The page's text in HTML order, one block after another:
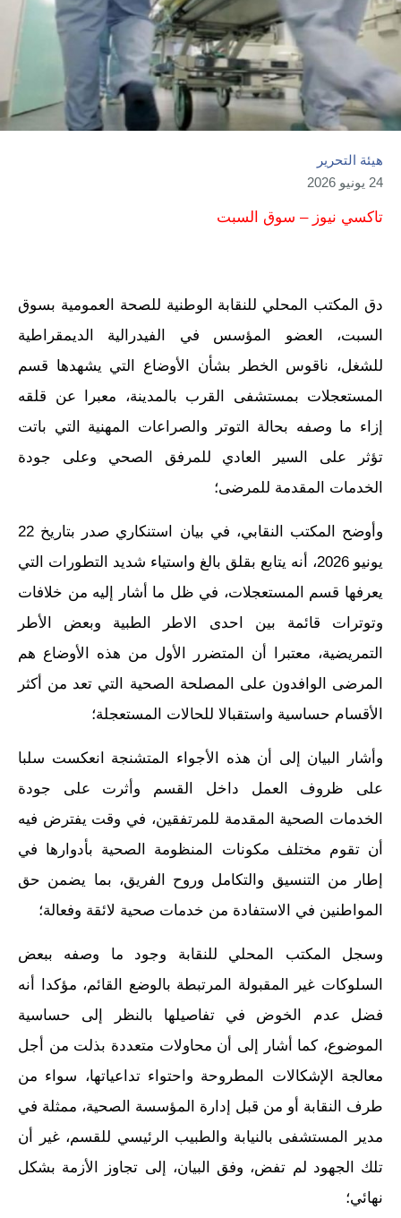
هيئة التحرير
24 يونيو 2026
تاكسي نيوز – سوق السبت
دق المكتب المحلي للنقابة الوطنية للصحة العمومية بسوق
السبت، العضو المؤسس في الفيدرالية الديمقراطية
للشغل، ناقوس الخطر بشأن الأوضاع التي يشهدها قسم
المستعجلات بمستشفى القرب بالمدينة، معبرا عن قلقه
إزاء ما وصفه بحالة التوتر والصراعات المهنية التي باتت
تؤثر على السير العادي للمرفق الصحي وعلى جودة
الخدمات المقدمة للمرضى؛
وأوضح المكتب النقابي، في بيان استنكاري صدر بتاريخ 22
يونيو 2026، أنه يتابع بقلق بالغ واستياء شديد التطورات التي
يعرفها قسم المستعجلات، في ظل ما أشار إليه من خلافات
وتوترات قائمة بين احدى الاطر الطبية وبعض الأطر
التمريضية، معتبرا أن المتضرر الأول من هذه الأوضاع هم
المرضى الوافدون على المصلحة الصحية التي تعد من أكثر
الأقسام حساسية واستقبالا للحالات المستعجلة؛
وأشار البيان إلى أن هذه الأجواء المتشنجة انعكست سلبا
على ظروف العمل داخل القسم وأثرت على جودة
الخدمات الصحية المقدمة للمرتفقين، في وقت يفترض فيه
أن تقوم مختلف مكونات المنظومة الصحية بأدوارها في
إطار من التنسيق والتكامل وروح الفريق، بما يضمن حق
المواطنين في الاستفادة من خدمات صحية لائقة وفعالة؛
وسجل المكتب المحلي للنقابة وجود ما وصفه ببعض
السلوكات غير المقبولة المرتبطة بالوضع القائم، مؤكدا أنه
فضل عدم الخوض في تفاصيلها بالنظر إلى حساسية
الموضوع، كما أشار إلى أن محاولات متعددة بذلت من أجل
معالجة الإشكالات المطروحة واحتواء تداعياتها، سواء من
طرف النقابة أو من قبل إدارة المؤسسة الصحية، ممثلة في
مدير المستشفى بالنيابة والطبيب الرئيسي للقسم، غير أن
تلك الجهود لم تفض، وفق البيان، إلى تجاوز الأزمة بشكل
نهائي؛